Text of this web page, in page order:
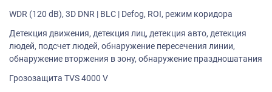
WDR (120 dB), 3D DNR | BLC | Defog, ROI, режим коридора
Детекция движения, детекция лиц, детекция авто, детекция
людей, подсчет людей, обнаружение пересечения линии,
обнаружение вторжения в зону, обнаружение праздношатания
Грозозащита TVS 4000 V